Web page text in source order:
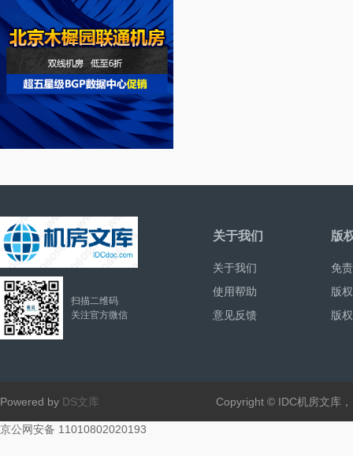
扫描二维码
关注官方微信
关于我们
关于我们
使用帮助
意见反馈
版
免
版
版
Powered by DS文库 Copyright © IDC机房文库
京公网安备 11010802020193